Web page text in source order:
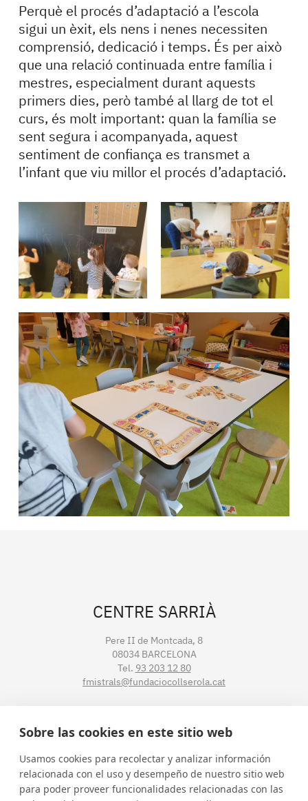
Perquè el procés d’adaptació a l’escola
sigui un èxit, els nens i nenes necessiten
comprensió, dedicació i temps. És per això
que una relació continuada entre família i
mestres, especialment durant aquests
primers dies, però també al llarg de tot el
curs, és molt important: quan la família se
sent segura i acompanyada, aquest
sentiment de confiança es transmet a
l’infant que viu millor el procés d’adaptació.
CENTRE SARRIÀ
Pere II de Montcada, 8
08034 BARCELONA
Tel. 93 203 12 80
fmistrals@fundaciocollserola.cat
CENTRE TIBIDABO
Lluís Muntadas, 3-5-7
08035 BARCELONA
Tel.93 211 89 54
Sobre las cookies en este sitio web
Usamos cookies para recolectar y analizar información
relacionada con el uso y desempeño de nuestro sitio web
para poder proveer funcionalidades relacionadas con las